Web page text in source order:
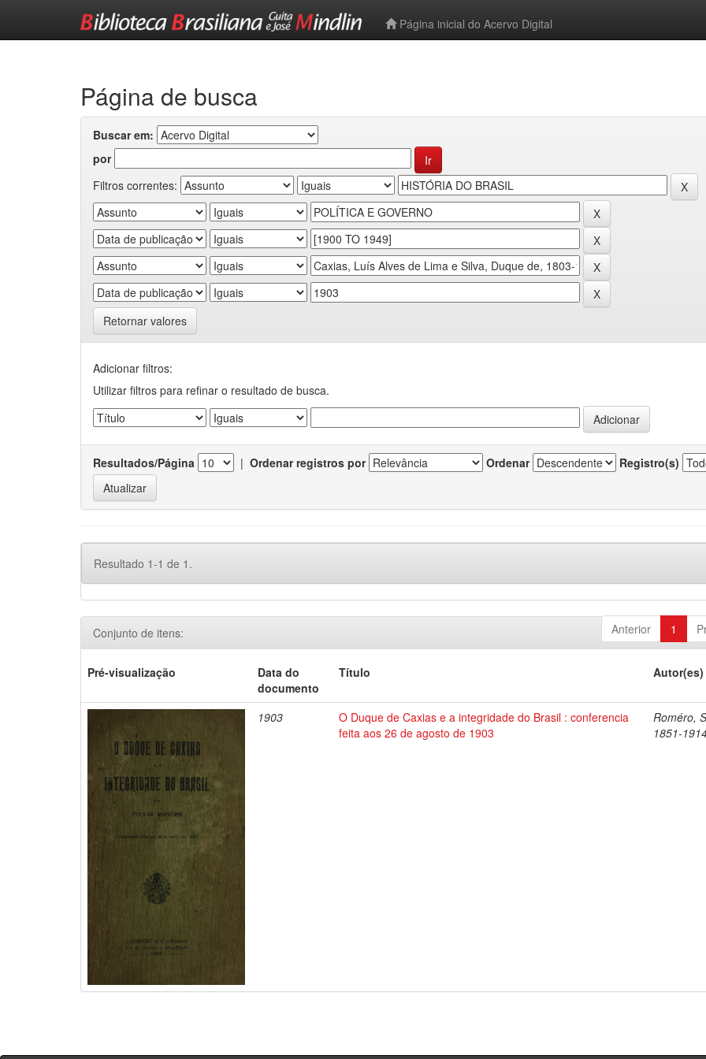
Página inicial do Acervo Digital
Página de busca
Buscar em:
por
Filtros correntes:
Retornar valores
Adicionar filtros:
Utilizar filtros para refinar o resultado de busca.
Resultados/Página | Ordenar registros por Ordenar Registro(s)
Resultado 1-1 de 1.
Anterior 1
Conjunto de itens:
Pré-visualização
Data do
documento
Título Autor(es)
1903
O Duque de Caxias e a integridade do Brasil : conferencia
feita aos 26 de agosto de 1903
Roméro,
1851-